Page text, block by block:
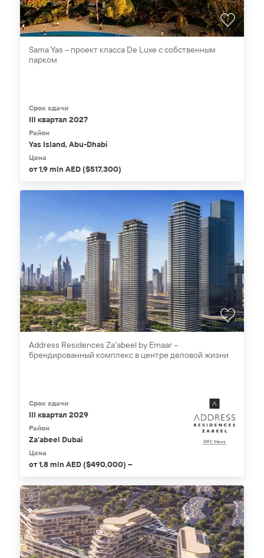
Sama Yas – проект класса De Luxe c собственным
парком
Срок сдачи
III квартал 2027
Район
Yas Island, Abu-Dhabi
Цена
от 1,9 mln AED ($517,300)
Address Residences Za'abeel by Emaar –
брендированный комплекс в центре деловой жизни
Срок сдачи
III квартал 2029
Район
Za'abeel Dubai
Цена
от 1,8 mln AED ($490,000) –